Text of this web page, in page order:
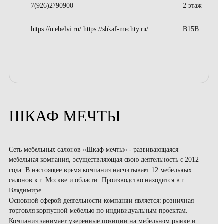
7(926)2790900
https://mebelvi.ru/ https://shkaf-mechty.ru/
2 этаж
B15B
ШКАФ МЕЧТЫ
Сеть мебельных салонов «Шкаф мечты» - развивающаяся
мебельная компания, осуществляющая свою деятельность с 2012
года. В настоящее время компания насчитывает 12 мебельных
салонов в г. Москве и области. Производство находится в г.
Владимире.
Основной сферой деятельности компании является: розничная
торговля корпусной мебелью по индивидуальным проектам.
Компания занимает уверенные позиции на мебельном рынке и